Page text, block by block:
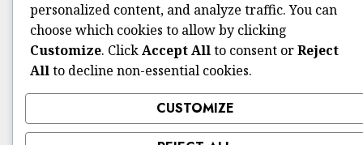
personalized content, and analyze traffic. You can
choose which cookies to allow by clicking
Customize. ClickAccept Allto consent orReject
Allto decline non-essential cookies.
CUSTOMIZE